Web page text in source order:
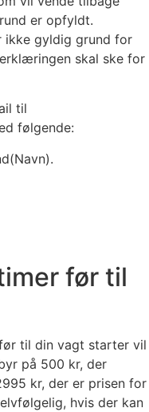
er opfyldt.
ikke gyldig grund for
skal ske for
til
følgende:
før til
til din vagt starter vil
på 500 kr, der
kr, der er prisen for
hvis der kan